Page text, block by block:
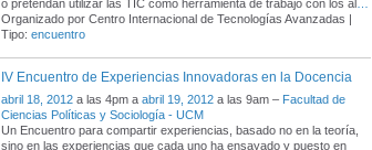
o pretendan utilizar las TIC como herramienta de trabajo con los al
Organizado por Centro Internacional de Tecnologías Avanzadas |
Tipo: encuentro
IV Encuentro de Experiencias Innovadoras en la Docencia
abril 18, 2012 a las 4pm a abril 19, 2012 a las 9am – Facultad de
Ciencias Políticas y Sociología - UCM
Un Encuentro para compartir experiencias, basado no en la teoría,
sino en las experiencias que cada uno ha ensayado y puesto en